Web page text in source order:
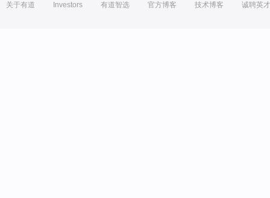
关于有道 Investors 有道智选 官方博客 技术博客 诚聘英才